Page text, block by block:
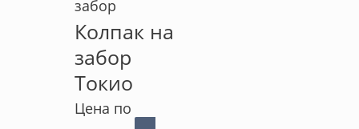
забор
Колпак на
забор
Токио
Цена по